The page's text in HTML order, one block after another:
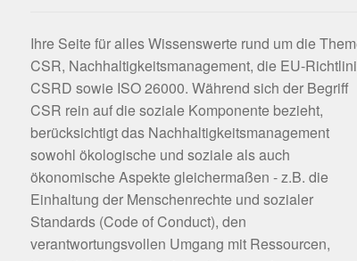
Ihre Seite für alles Wissenswerte rund um die
CSR, Nachhaltigkeitsmanagement, die EU-
CSRD sowie ISO 26000. Während sich der Begriff
CSR rein auf die soziale Komponente bezieht,
berücksichtigt das Nachhaltigkeitsmanagement
sowohl ökologische und soziale als auch
ökonomische Aspekte gleichermaßen - z.B. die
Einhaltung der Menschenrechte und sozialer
Standards (Code of Conduct), den
verantwortungsvollen Umgang mit Ressourcen,